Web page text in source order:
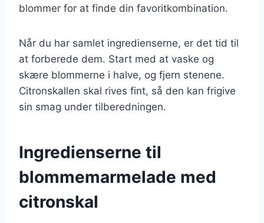
blommer for at finde din favoritkombination.
Når du har samlet ingredienserne, er det tid til
at forberede dem. Start med at vaske og
skære blommerne i halve, og fjern stenene.
Citronskallen skal rives fint, så den kan frigive
sin smag under tilberedningen.
Ingredienserne til
blommemarmelade med
citronskal